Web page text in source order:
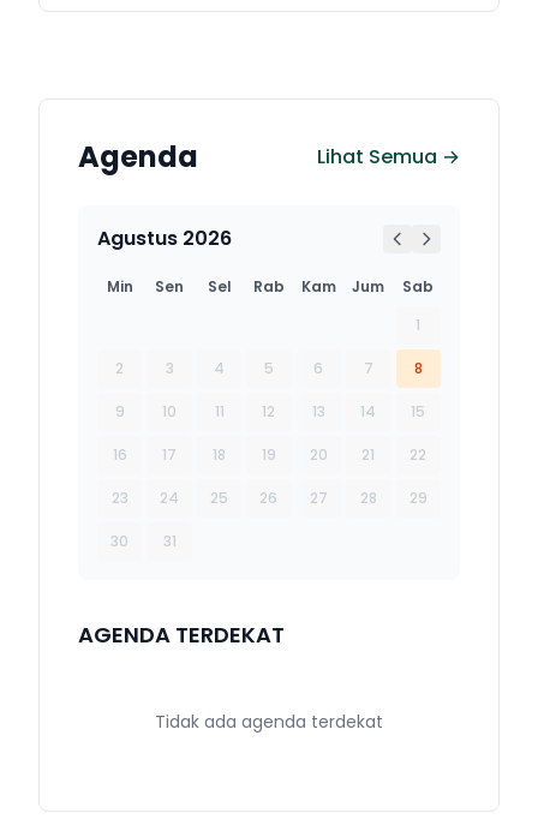
Agenda Lihat Semua →
Agustus 2026
Min Sen Sel Rab Kam Jum
Sab
1
2 3 4 5 6 7 8
9 10 11 12 13 14 15
16 17 18 19 20 21 22
23 24 25 26 27 28 29
30 31
AGENDA TERDEKAT
Tidak ada agenda terdekat